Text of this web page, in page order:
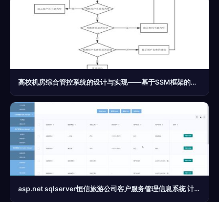
高校机房综合管控系统的设计与实现——基于SSM框架的计算机系统服务应用
asp.net sqlserver恒信旅游公司客户服务管理信息系统 计算机毕业设计源码13912